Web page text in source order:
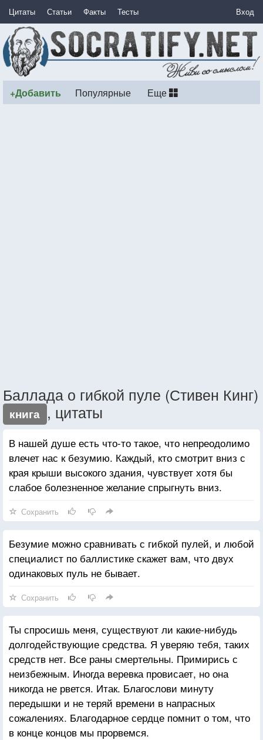
Цитаты Статьи Факты Тесты Вход
+Добавить Популярные Еще
Баллада о гибкой пуле (Стивен Кинг)
книга , цитаты
В нашей душе есть что-то такое, что непреодолимо
влечет нас к безумию. Каждый, кто смотрит вниз с
края крыши высокого здания, чувствует хотя бы
слабое болезненное желание спрыгнуть вниз.
Сохранить
Безумие можно сравнивать с гибкой пулей, и любой
специалист по баллистике скажет вам, что двух
одинаковых пуль не бывает.
Сохранить
Ты спросишь меня, существуют ли какие-нибудь
долгодействующие средства. Я уверяю тебя, таких
средств нет. Все раны смертельны. Примирись с
неизбежным. Иногда веревка провисает, но она
никогда не рвется. Итак. Благослови минуту
передышки и не теряй времени в напрасных
сожалениях. Благодарное сердце помнит о том, что
в конце концов мы прорвемся.